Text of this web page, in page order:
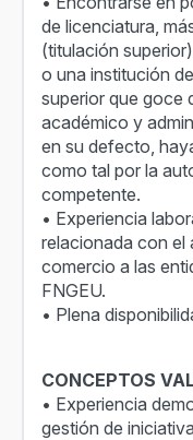
de licenciatura,
(titulación
o una institución
superior que goce
académico y
en su defecto,
como tal por la
competente.
• Experiencia
relacionada con el
comercio a las
FNGEU.
• Plena
CONCEPTOS
• Experiencia
gestión de